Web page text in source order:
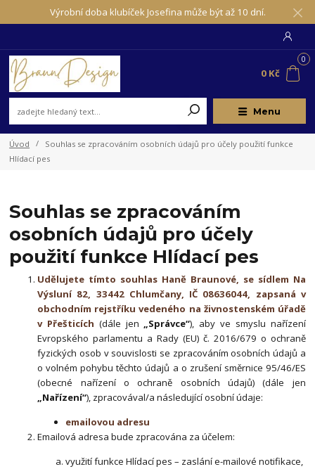
Výrobní doba klubíček Josefina může být až 10 dní.
Menu
0
0 Kč
Úvod
Souhlas se zpracováním osobních údajů pro účely použití funkce
Hlídací pes
Souhlas se zpracováním
osobních údajů pro účely
použití funkce Hlídací pes
Udělujete tímto souhlas Haně Braunové, se sídlem Na
Výsluní 82, 33442 Chlumčany, IČ 08636044, zapsaná v
obchodním rejstříku vedeného na živnostenském úřadě
v Přešticích (dále jen „Správce“), aby ve smyslu nařízení
Evropského parlamentu a Rady (EU) č. 2016/679 o ochraně
fyzických osob v souvislosti se zpracováním osobních údajů a
o volném pohybu těchto údajů a o zrušení směrnice 95/46/ES
(obecné nařízení o ochraně osobních údajů) (dále jen
„Nařízení“), zpracovával/a následující osobní údaje:
emailovou adresu
Emailová adresa bude zpracována za účelem:
využití funkce Hlídací pes – zaslání e-mailové notifikace,